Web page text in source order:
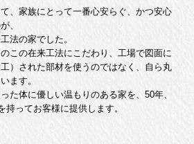
、家族にとって一番心安らぐ、かつ安心
、
法の家でした。
この在来工法にこだわり、工場で図面に
）された部材を使うのではなく、自ら丸
ます。
た体に優しい温もりのある家を、50年、
持ってお客様に提供します。